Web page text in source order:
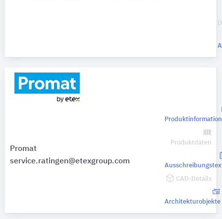
Promat
service.ratingen@etexgroup.com
Produktdaten
CAD-Details
Architekturobjekte